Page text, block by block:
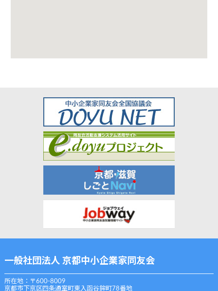
一般社団法人 京都中小企業家同友会
所在地：〒600-8009
京都市下京区四条通室町東入函谷鉾町78番地